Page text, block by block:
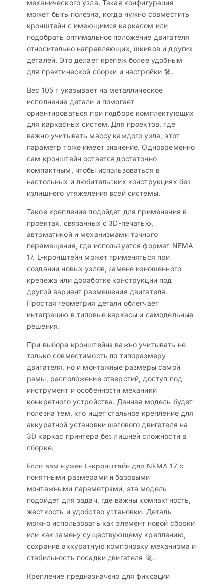
механического узла. Такая конфигурация
может быть полезна, когда нужно совместить
кронштейн с имеющимся каркасом или
подобрать оптимальное положение двигателя
относительно направляющих, шкивов и других
деталей. Это делает крепеж более удобным
для практической сборки и настройки 🛠️.
Вес 105 г указывает на металлическое
исполнение детали и помогает
ориентироваться при подборе комплектующих
для каркасных систем. Для проектов, где
важно учитывать массу каждого узла, этот
параметр тоже имеет значение. Одновременно
сам кронштейн остается достаточно
компактным, чтобы использоваться в
настольных и любительских конструкциях без
излишнего утяжеления всей системы.
Такое крепление подойдет для применения в
проектах, связанных с 3D-печатью,
автоматикой и механизмами точного
перемещения, где используется формат NEMA
17. L-кронштейн может применяться при
создании новых узлов, замене изношенного
крепежа или доработке конструкции под
другой вариант размещения двигателя.
Простая геометрия детали облегчает
интеграцию в типовые каркасы и самодельные
решения.
При выборе кронштейна важно учитывать не
только совместимость по типоразмеру
двигателя, но и монтажные размеры самой
рамы, расположение отверстий, доступ под
инструмент и особенности механики
конкретного устройства. Данная модель будет
полезна тем, кто ищет стальное крепление для
аккуратной установки шагового двигателя на
3D каркас принтера без лишней сложности в
сборке.
Если вам нужен L-кронштейн для NEMA 17 с
понятными размерами и базовыми
монтажными параметрами, эта модель
подойдет для задач, где важны компактность,
жесткость и удобство установки. Деталь
можно использовать как элемент новой сборки
или как замену существующему креплению,
сохранив аккуратную компоновку механизма и
стабильность посадки двигателя 🚀.
Крепление предназначено для фиксации